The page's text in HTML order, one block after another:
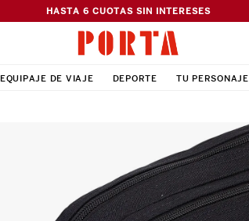
HASTA 6 CUOTAS SIN INTERESES
EQUIPAJE DE VIAJE DEPORTE TU